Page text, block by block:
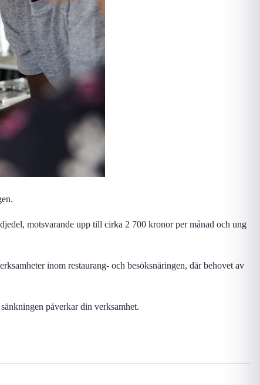
motsvarande upp till cirka 2 700 kronor per månad och ung
inom restaurang- och besöksnäringen, där behovet av
påverkar din verksamhet.